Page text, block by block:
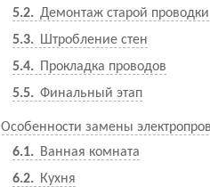
5.2
Демонтаж старой проводки
5.3
Штробление стен
5.4
Прокладка проводов
5.5
Финальный этап
Особенности замены
6.1
Ванная комната
6.2
Кухня